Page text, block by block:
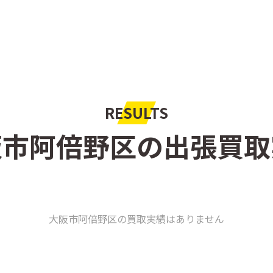
RESULTS
阿倍野区の出張買
大阪市阿倍野区の買取実績はありません